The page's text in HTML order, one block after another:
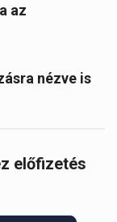
az
nézve is
előfizetés